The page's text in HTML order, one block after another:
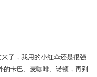
了，我用的小红伞还是很强
卡巴、麦咖啡、诺顿，再到